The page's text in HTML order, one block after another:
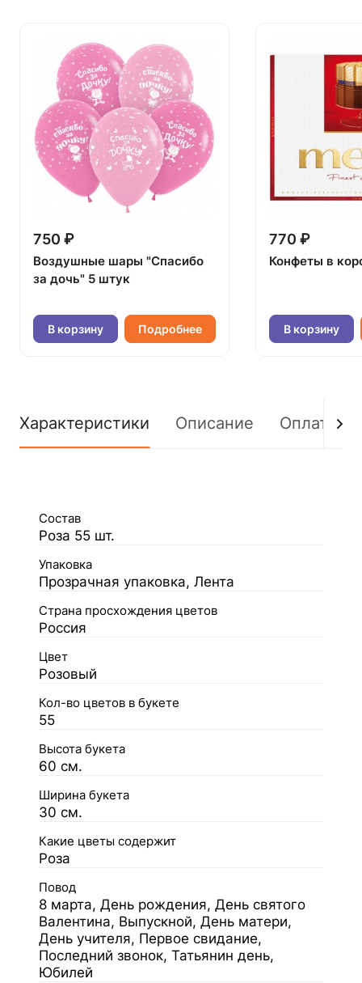
750 ₽
Воздушные шары "Спасибо
за дочь" 5 штук
В корзину Подробнее
770 ₽
Конфеты в
В корзину
Характеристики Описание Оплата
Состав
Роза 55 шт.
Упаковка
Прозрачная упаковка, Лента
Страна просхождения цветов
Россия
Цвет
Розовый
Кол-во цветов в букете
55
Высота букета
60 см.
Ширина букета
30 см.
Какие цветы содержит
Роза
Повод
8 марта, День рождения, День святого
Валентина, Выпускной, День матери,
День учителя, Первое свидание,
Последний звонок, Татьянин день,
Юбилей